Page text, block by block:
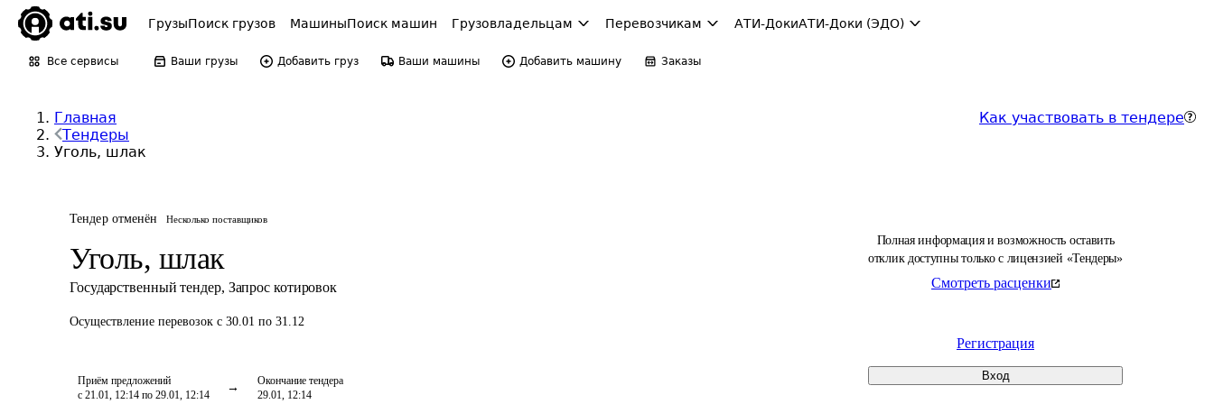
ГрузыПоиск грузов МашиныПоиск машин Грузовладельцам Перевозчикам АТИ-ДокиАТИ-Доки (ЭДО)
Все сервисы Ваши грузы Добавить груз Ваши машины Добавить машину Заказы
Главная
Тендеры
Уголь, шлак
Как участвовать в тендере
Тендер отменён Несколько поставщиков
Уголь, шлак
Государственный тендер, Запрос котировок
Осуществление перевозок с 30.01 по 31.12
Приём предложений
с 21.01, 12:14 по 29.01, 12:14
Окончание тендера
29.01, 12:14
Полная информация и возможность оставить
отклик доступны только с лицензией «Тендеры»
Смотреть расценки
Регистрация
Вход